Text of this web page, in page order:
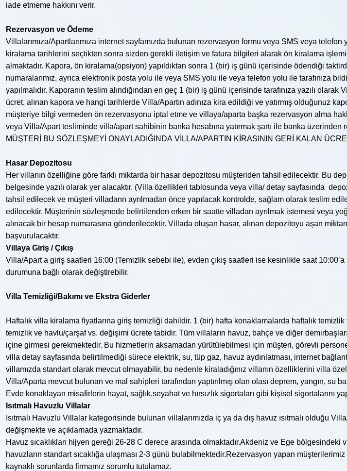
iade etmeme hakkını verir.
Rezervasyon ve Ödeme
Villalarımıza/Apartlarımıza internet sayfamızda bulunan rezervasyon formu veya SMS veya
kiralama tarihlerini seçtikten sonra sizden gerekli iletişim ve fatura bilgileri alarak ön kiralama
almaktadır. Kapora, ön kiralama(opsiyon) yapıldıktan sonra 1 (bir) iş günü içerisinde ödendiği
numaralarımız, ayrıca elektronik posta yolu ile veya SMS yolu ile veya telefon yolu ile tarafınıza
yapılmalıdır. Kaporanın teslim alındığından en geç 1 (bir) iş günü içerisinde tarafınıza yazılı
ücret, alınan kapora ve hangi tarihlerde Villa/Apartın adınıza kira edildiği ve yatırmış olduğunuz
müşteriye bilgi vermeden ön rezervasyonu iptal etme ve villaya/aparta başka rezervasyon alma
veya Villa/Apart tesliminde villa/apart sahibinin banka hesabına yatırmak şartı ile banka üzerinden
MÜŞTERİ BU SÖZLEŞMEYİ ONAYLADIĞINDA VİLLA/APARTIN KİRASININ GERİ KALAN
Hasar Depozitosu
Her villanın özelliğine göre farklı miktarda bir hasar depozitosu müşteriden tahsil edilecektir. Bu
belgesinde yazılı olarak yer alacaktır. (Villa özellikleri tablosunda veya villa/ detay sayfasında
tahsil edilecek ve müşteri villadann ayrılmadan önce yapılacak kontrolde, sağlam olarak teslim
edilecektir. Müşterinin sözleşmede belirtilenden erken bir saatte villadan ayrılmak istemesi veya
alınacak bir hesap numarasına gönderilecektir. Villada oluşan hasar, alınan depozitoyu aşan
başvurulacaktır.
Villaya Giriş / Çıkış
Villa/Apart a giriş saatleri 16:00 (Temizlik sebebi ile), evden çıkış saatleri ise kesinlikle saat
durumuna bağlı olarak değiştirebilir.
Villa Temizliği/Bakımı ve Ekstra Giderler
Haftalık villa kiralama fiyatlarına giriş temizliği dahildir. 1 (bir) hafta konaklamalarda haftalık
temizlik ve havlu/çarşaf vs. değişimi ücrete tabidir. Tüm villaların havuz, bahçe ve diğer
içine girmesi gerekmektedir. Bu hizmetlerin aksamadan yürütülebilmesi için müşteri, görevli
villa detay sayfasında belirtilmediği sürece elektrik, su, tüp gaz, havuz aydınlatması, internet
villamızda standart olarak mevcut olmayabilir, bu nedenle kiraladığınız villanın özelliklerini villa
Villa/Aparta mevcut bulunan ve mal sahipleri tarafından yaptırılmış olan olası deprem, yangın, su
Evde konaklayan misafirlerin hayat, sağlık,seyahat ve hırsızlık sigortaları gibi kişisel sigortalarını
Isıtmalı Havuzlu Villalar
Isıtmalı Havuzlu Villalar kategorisinde bulunan villalarımızda iç ya da dış havuz ısıtmalı olduğu
değişmekte ve açıklamada yazmaktadır.
Havuz sıcaklıkları hijyen gereği 26-28 C derece arasında olmaktadır.Akdeniz ve Ege bölgesindeki
havuzların standart sıcaklığa ulaşması 2-3 günü bulabilmektedir.Rezervasyon yapan
kaynaklı sorunlarda firmamız sorumlu tutulamaz.